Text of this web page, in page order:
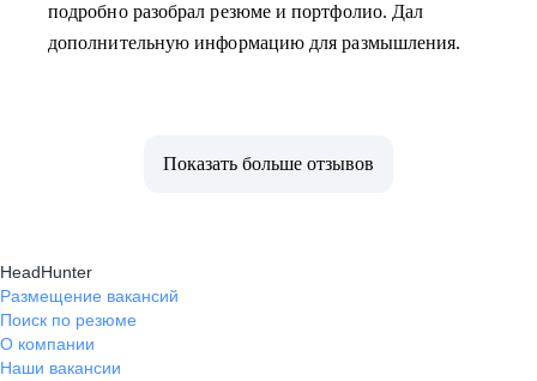
подробно разобрал резюме и портфолио. Дал
дополнительную информацию для размышления.
Показать больше отзывов
HeadHunter
Размещение вакансий
Поиск по резюме
О компании
Наши вакансии